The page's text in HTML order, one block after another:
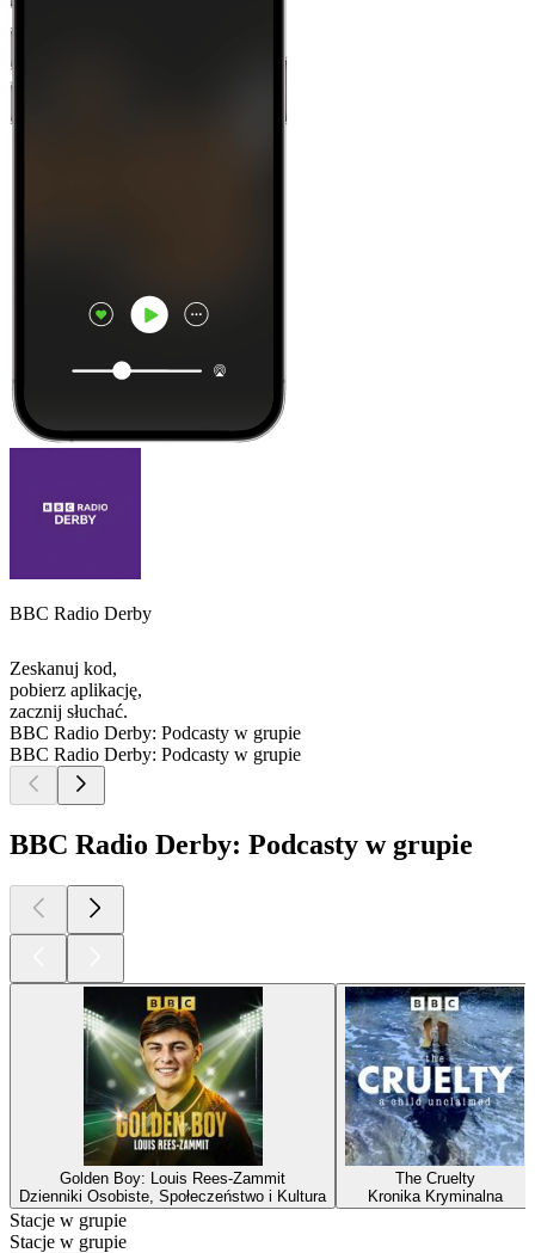
BBC Radio Derby
Zeskanuj kod,
pobierz aplikację,
zacznij słuchać.
BBC Radio Derby: Podcasty w grupie
BBC Radio Derby: Podcasty w grupie
BBC Radio Derby: Podcasty w grupie
Golden Boy: Louis Rees-Zammit
Dzienniki Osobiste, Społeczeństwo i Kultura
The Cruelty
Kronika Kryminalna
Stacje w grupie
Stacje w grupie